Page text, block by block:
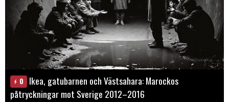
0
Ikea, gatubarnen och Västsahara: Marockos
påtryckningar mot Sverige 2012–2016